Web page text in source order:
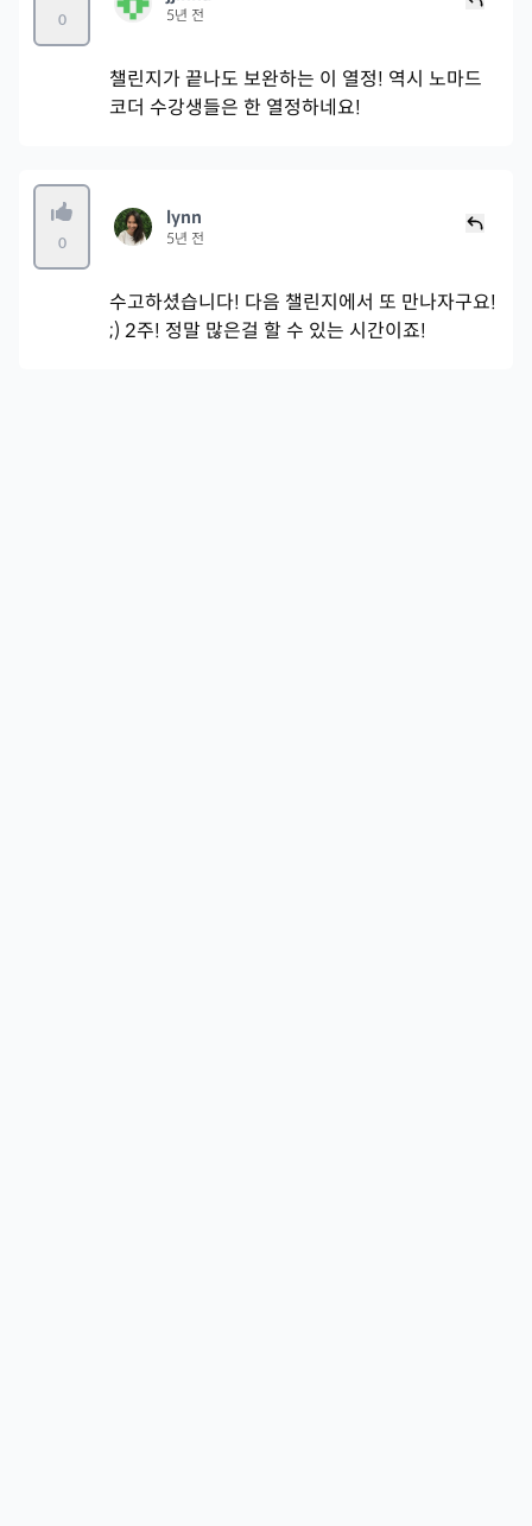
0 5년 전
챌린지가 끝나도 보완하는 이 열정! 역시 노마드
코더 수강생들은 한 열정하네요!
0
lynn
5년 전
수고하셨습니다! 다음 챌린지에서 또 만나자구요!
;) 2주! 정말 많은걸 할 수 있는 시간이죠!